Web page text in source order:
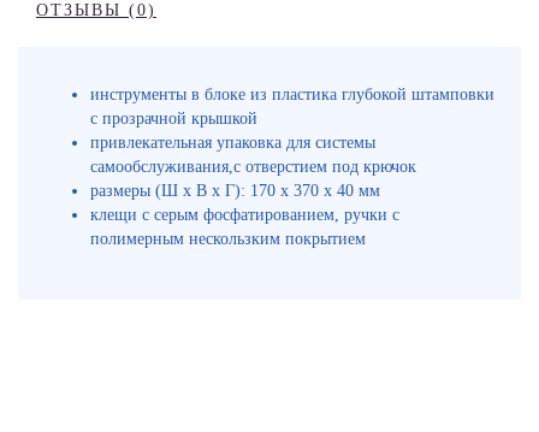
ОТЗЫВЫ (0)
инструменты в блоке из пластика глубокой штамповки
с прозрачной крышкой
привлекательная упаковка для системы
самообслуживания,с отверстием под крючок
размеры (Ш х В х Г): 170 x 370 x 40 мм
клещи с серым фосфатированием, ручки с
полимерным нескользким покрытием